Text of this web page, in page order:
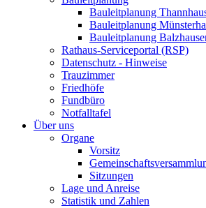
Bauleitplanung
Bauleitplanung
Bauleitplanung
Rathaus-Serviceportal (RSP)
Datenschutz - Hinweise
Trauzimmer
Friedhöfe
Fundbüro
Notfalltafel
Über uns
Organe
Vorsitz
Sitzungen
Lage und Anreise
Statistik und Zahlen